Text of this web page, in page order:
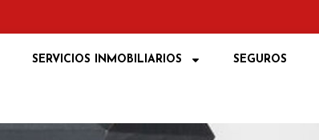
SERVICIOS INMOBILIARIOS SEGUROS